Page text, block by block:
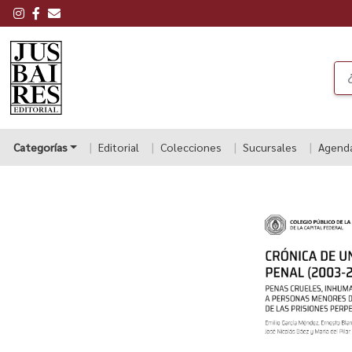
Categorías Editorial Colecciones Sucursales